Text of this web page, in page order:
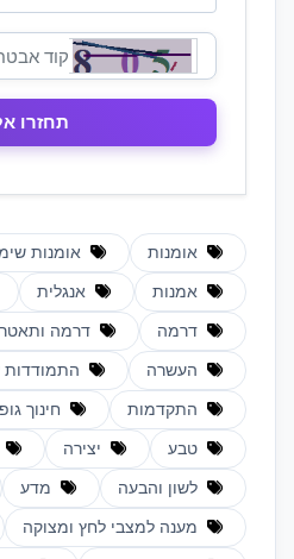
אומנות אומנות
אמנות אנגלית
דרמה דרמה
העשרה
התקדמות חינוך
טבע יצירה
לשון והבעה מדע
מענה למצבי לחץ ומצוקה